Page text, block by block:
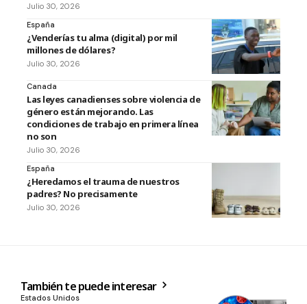
Julio 30, 2026
España
¿Venderías tu alma (digital) por mil
millones de dólares?
Julio 30, 2026
Canada
Las leyes canadienses sobre violencia de
género están mejorando. Las
condiciones de trabajo en primera línea
no son
Julio 30, 2026
España
¿Heredamos el trauma de nuestros
padres? No precisamente
Julio 30, 2026
También te puede interesar
Estados Unidos